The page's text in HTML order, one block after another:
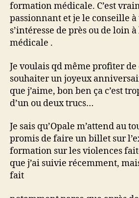
formation médicale. C’est
passionnant et je le conseille à
s’intéresse de près ou de loin
médicale .
Je voulais qd même profiter
souhaiter un joyeux
que j’aime, bon ben ça c’est
d’un ou deux trucs…
Je sais qu’Opale m’attend au
promis de faire un billet sur
formation sur les violences
que j’ai suivie récemment,
fait